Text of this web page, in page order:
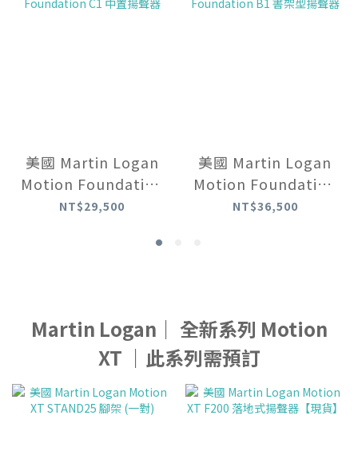
美國 Martin Logan
Motion Foundation
C1 中置揚聲器
NT$29,500
美國 Martin Logan
Motion Foundation
B1 書架型揚聲器
NT$36,500
Martin Logan｜ 全新系列 Motion
XT ｜此系列需預訂